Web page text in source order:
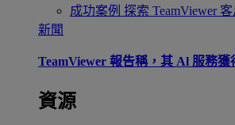
成功案例 探索 TeamViewer
新聞
TeamViewer 報告稱，其 Al 服務獲
資源